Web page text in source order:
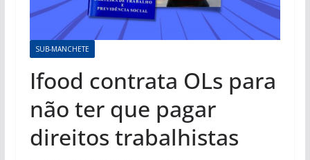
SUB-MANCHETE
Ifood contrata OLs para
não ter que pagar
direitos trabalhistas